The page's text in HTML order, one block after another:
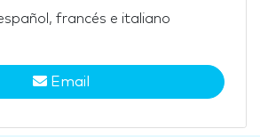
francés e italiano
Email